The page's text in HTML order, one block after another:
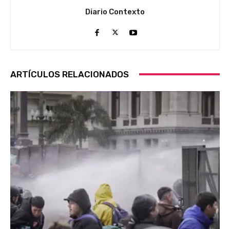
Diario Contexto
ARTÍCULOS RELACIONADOS